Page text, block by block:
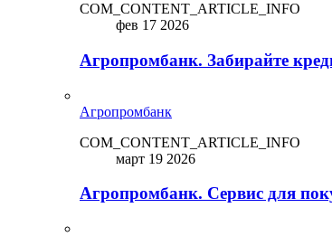
COM_CONTENT_ARTICLE_INFO
фев 17 2026
Агропромбанк. Забирайте
Агропромбанк
COM_CONTENT_ARTICLE_INFO
март 19 2026
Агропромбанк. Сервис для